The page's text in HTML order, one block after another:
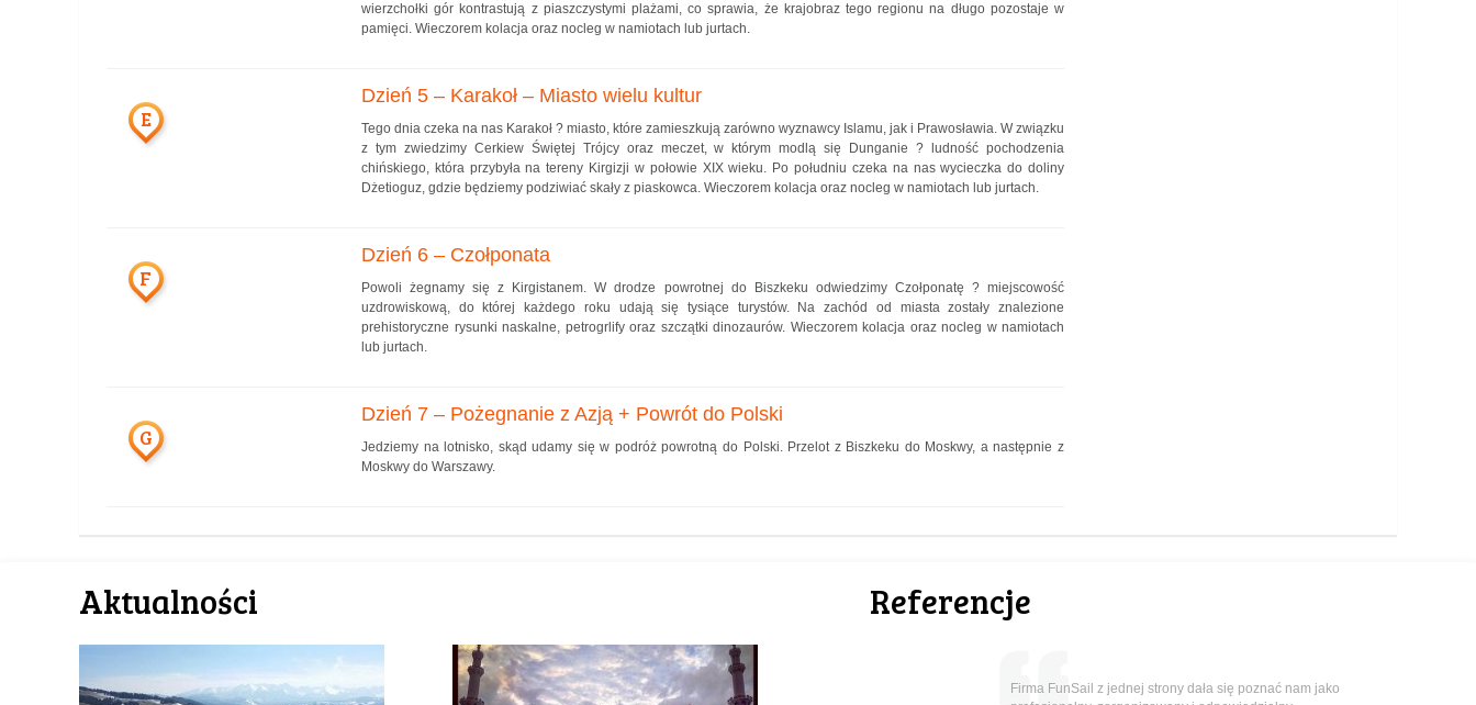
wierzchołki gór kontrastują z piaszczystymi plażami, co sprawia, że krajobraz tego regionu na długo pozostaje w
pamięci. Wieczorem kolacja oraz nocleg w namiotach lub jurtach.
E
Dzień 5 – Karakoł – Miasto wielu kultur
Tego dnia czeka na nas Karakoł ? miasto, które zamieszkują zarówno wyznawcy Islamu, jak i Prawosławia. W związku
z tym zwiedzimy Cerkiew Świętej Trójcy oraz meczet, w którym modlą się Dunganie ? ludność pochodzenia
chińskiego, która przybyła na tereny Kirgizji w połowie XIX wieku. Po południu czeka na nas wycieczka do doliny
Dżetioguz, gdzie będziemy podziwiać skały z piaskowca. Wieczorem kolacja oraz nocleg w namiotach lub jurtach.
F
Dzień 6 – Czołponata
Powoli żegnamy się z Kirgistanem. W drodze powrotnej do Biszkeku odwiedzimy Czołponatę ? miejscowość
uzdrowiskową, do której każdego roku udają się tysiące turystów. Na zachód od miasta zostały znalezione
prehistoryczne rysunki naskalne, petrogrlify oraz szczątki dinozaurów. Wieczorem kolacja oraz nocleg w namiotach
lub jurtach.
G
Dzień 7 – Pożegnanie z Azją + Powrót do Polski
Jedziemy na lotnisko, skąd udamy się w podróż powrotną do Polski. Przelot z Biszkeku do Moskwy, a następnie z
Moskwy do Warszawy.
Aktualności Referencje
Firma FunSail z jednej strony dała się poznać nam jako